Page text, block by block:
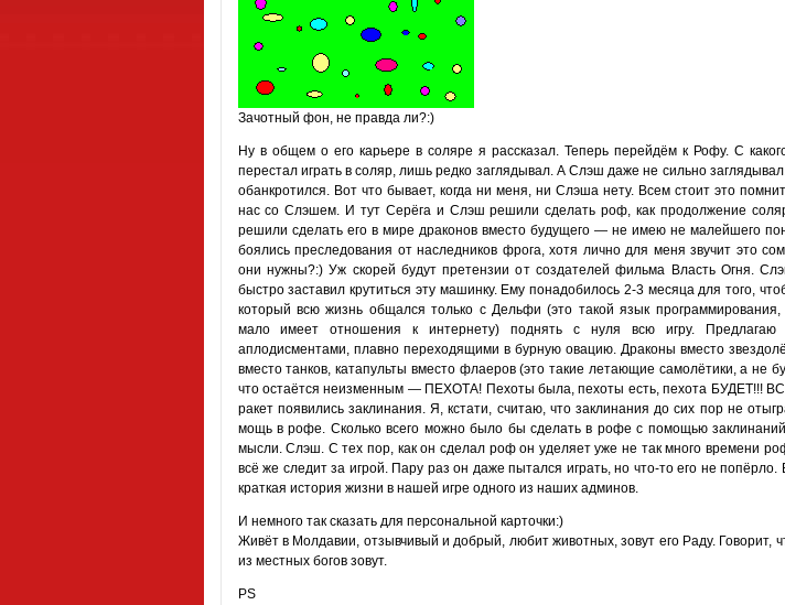
Зачотный фон, не правда ли?:)
Ну в общем о его карьере в соляре я рассказал. Теперь перейдём к Рофу. С
перестал играть в соляр, лишь редко заглядывал. А Слэш даже не сильно
обанкротился. Вот что бывает, когда ни меня, ни Слэша нету. Всем стоит это
нас со Слэшем. И тут Серёга и Слэш решили сделать роф, как продолжение
решили сделать его в мире драконов вместо будущего — не имею не малейшего
боялись преследования от наследников фрога, хотя лично для меня звучит это
они нужны?:) Уж скорей будут претензии от создателей фильма Власть Огня.
быстро заставил крутиться эту машинку. Ему понадобилось 2-3 месяца для того,
который всю жизнь общался только с Дельфи (это такой язык программирования,
мало имеет отношения к интернету) поднять с нуля всю игру. Предлагаю
аплодисментами, плавно переходящими в бурную овацию. Драконы вместо
вместо танков, катапульты вместо флаеров (это такие летающие самолётики, а не
что остаётся неизменным — ПЕХОТА! Пехоты была, пехоты есть, пехота БУДЕТ!!!
ракет появились заклинания. Я, кстати, считаю, что заклинания до сих пор не
мощь в рофе. Сколько всего можно было бы сделать в рофе с помощью
мысли. Слэш. С тех пор, как он сделал роф он уделяет уже не так много времени
всё же следит за игрой. Пару раз он даже пытался играть, но что-то его не попёрло.
краткая история жизни в нашей игре одного из наших админов.
И немного так сказать для персональной карточки:)
Живёт в Молдавии, отзывчивый и добрый, любит животных, зовут его Раду. Говорит,
из местных богов зовут.
PS